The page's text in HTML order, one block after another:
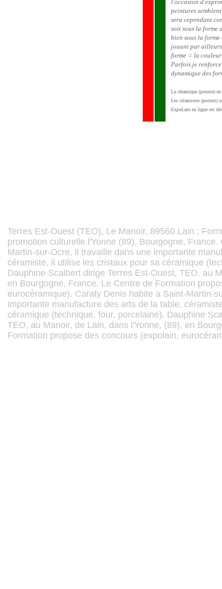
l'occasion
peintures
sera cependant
soit sous la forme
bien sous la
jouant par
forme = la
Parfois je
dynamique des
La céramique (poterie)
Les céramistes (potiers)
ExpoLain en ligne est
Terres Est-Ouest (TEO), Le Manoir, 89560 Lain ;
promotion culturelle.l'Yonne (89), Bourgogne,
Martin-sur-Ocre, il travaille dans une importante
céramiste, il utilise les cristaux pour sa céramique
Dauphine Scalbert dirige Terres Est-Ouest, TEO, au
en Bourgogne, France. Le Centre de Formation
eurocéramique). Caraty Denis habite а Saint-Martin-
importante manufacture des arts de la table,
céramique (technique, four, porcelaine). Dauphine
TEO, au Manoir, de Lain, dans l'Yonne, (89), en
Formation propose des concours (expolain,